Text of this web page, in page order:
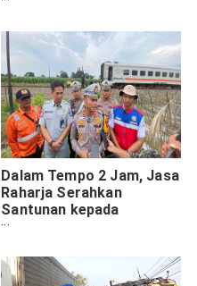
Dalam Tempo 2 Jam, Jasa
Raharja Serahkan
Santunan kepada
Keluarga Korban
Kediri